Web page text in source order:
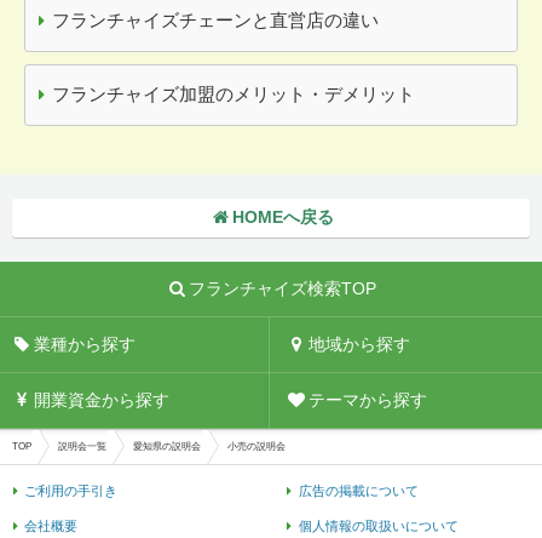
フランチャイズチェーンと直営店の違い
フランチャイズ加盟のメリット・デメリット
HOMEへ戻る
フランチャイズ検索TOP
業種から探す 地域から探す
開業資金から探す テーマから探す
TOP 説明会一覧 愛知県の説明会 小売の説明会
ご利用の手引き 広告の掲載について
会社概要 個人情報の取扱いについて